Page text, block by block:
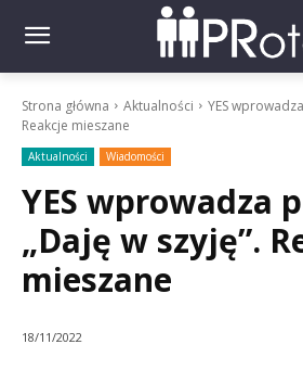
Strona główna Aktualności
YES
Reakcje mieszane
Aktualności Wiadomości
YES wprowadza
„Daję w szyję”.
mieszane
18/11/2022